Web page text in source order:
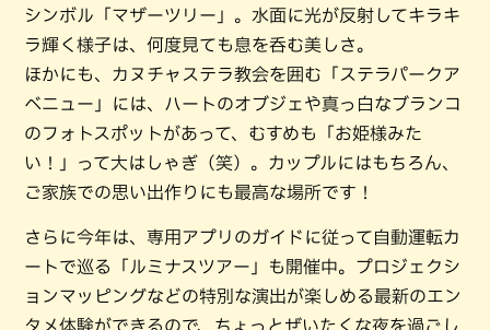
シンボル「マザーツリー」。水面に光が反射してキラキ
ラ輝く様子は、何度見ても息を呑む美しさ。
ほかにも、カヌチャステラ教会を囲む「ステラパークア
ベニュー」には、ハートのオブジェや真っ白なブランコ
のフォトスポットがあって、むすめも「お姫様みた
い！」って大はしゃぎ（笑）。カップルにはもちろん、
ご家族での思い出作りにも最高な場所です！
さらに今年は、専用アプリのガイドに従って自動運転カ
ートで巡る「ルミナスツアー」も開催中。プロジェクシ
ョンマッピングなどの特別な演出が楽しめる最新のエン
タメ体験ができるので、ちょっとぜいたくな夜を過ごし